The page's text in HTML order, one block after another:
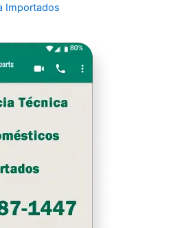
Importados